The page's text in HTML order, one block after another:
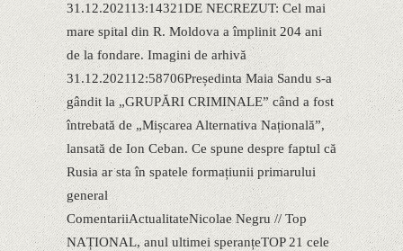
31.12.202113:14321DE NECREZUT: Cel mai
mare spital din R. Moldova a împlinit 204 ani
de la fondare. Imagini de arhivă
31.12.202112:58706Președinta Maia Sandu s-a
gândit la „GRUPĂRI CRIMINALE” când a fost
întrebată de „Mișcarea Alternativa Națională”,
lansată de Ion Ceban. Ce spune despre faptul că
Rusia ar sta în spatele formațiunii primarului
general
ComentariiActualitateNicolae Negru // Top
NAȚIONAL, anul ultimei speranțeTOP 21 cele